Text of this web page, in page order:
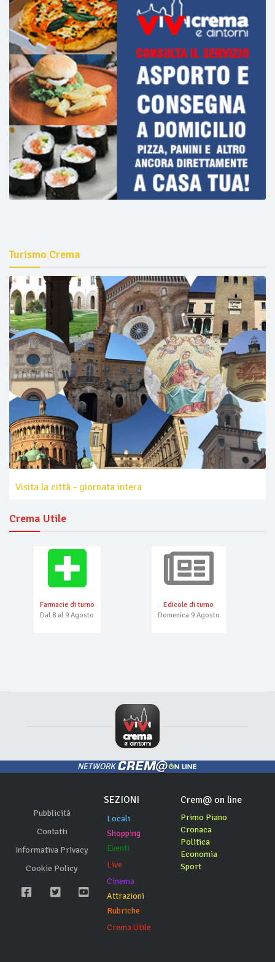
Turismo Crema
Visita la città - giornata intera
Crema Utile
Farmacie di turno
Dal 8 al 9 Agosto
Edicole di turno
Domenica 9 Agosto
NETWORK
Pubblicità
Contatti
Informativa Privacy
Cookie Policy
SEZIONI
Locali
Shopping
Eventi
Live
Cinema
Attrazioni
Rubriche
Crema Utile
Crem@ on line
Primo Piano
Cronaca
Politica
Economia
Sport